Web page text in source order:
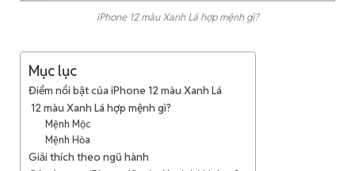
iPhone 12 màu Xanh Lá hợp mệnh gì?
Mục lục
Điểm nổi bật của iPhone 12 màu Xanh Lá
12 màu Xanh Lá hợp mệnh gì?
Mệnh Mộc
Mệnh Hỏa
Giải thích theo ngũ hành